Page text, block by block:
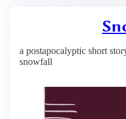
a postapocalyptic short
snowfall